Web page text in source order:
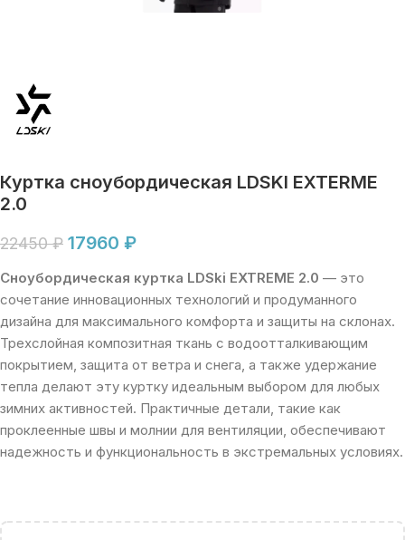
Куртка сноубордическая LDSKI EXTERME
2.0
22450₽ 17960 ₽
Сноубордическая куртка LDSki EXTREME 2.0 — это
сочетание инновационных технологий и продуманного
дизайна для максимального комфорта и защиты на склонах.
Трехслойная композитная ткань с водоотталкивающим
покрытием, защита от ветра и снега, а также удержание
тепла делают эту куртку идеальным выбором для любых
зимних активностей. Практичные детали, такие как
проклеенные швы и молнии для вентиляции, обеспечивают
надежность и функциональность в экстремальных условиях.